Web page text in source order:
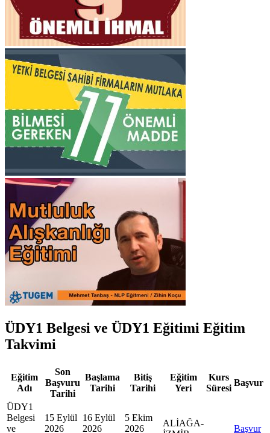
ÜDY1 Belgesi ve ÜDY1 Eğitimi Eğitim
Takvimi
Eğitim
Adı
Son
Başvuru
Tarihi
Başlama
Tarihi
Bitiş
Tarihi
Eğitim
Yeri
Kurs
Süresi
Başvur
ÜDY1
Belgesi
ve
15 Eylül
2026
16 Eylül
2026
5 Ekim
2026
ALİAĞA-
Başvur